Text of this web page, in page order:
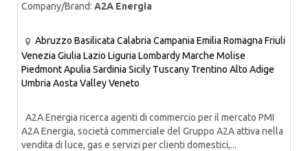
Company/Brand: A2A Energia
Abruzzo Basilicata Calabria Campania Emilia Romagna Friuli
Venezia Giulia Lazio Liguria LombardyMarche Molise
PiedmontApulia Sardinia Sicily Tuscany Trentino Alto Adige
Umbria Aosta ValleyVeneto
A2A Energia ricerca agenti di commercio per il mercato PMI
A2A Energia, società commerciale del Gruppo A2A attiva nella
vendita di luce, gas e servizi per clienti domestici,...